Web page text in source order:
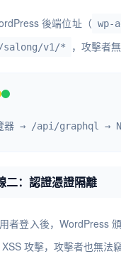
後端位址（ wp-
v1/* ，攻擊者
器 → /api/graphql →
二：認證憑證隔離
者登入後，WordPress
攻擊，攻擊者也無法